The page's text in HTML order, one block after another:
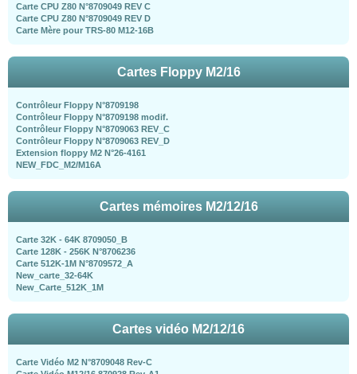
Carte CPU Z80 N°8709049 REV C
Carte CPU Z80 N°8709049 REV D
Carte Mère pour TRS-80 M12-16B
Cartes Floppy M2/16
Contrôleur Floppy N°8709198
Contrôleur Floppy N°8709198 modif.
Contrôleur Floppy N°8709063 REV_C
Contrôleur Floppy N°8709063 REV_D
Extension floppy M2 N°26-4161
NEW_FDC_M2/M16A
Cartes mémoires M2/12/16
Carte 32K - 64K 8709050_B
Carte 128K - 256K N°8706236
Carte 512K-1M N°8709572_A
New_carte_32-64K
New_Carte_512K_1M
Cartes vidéo M2/12/16
Carte Vidéo M2 N°8709048 Rev-C